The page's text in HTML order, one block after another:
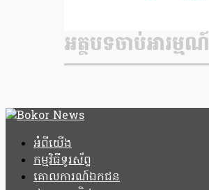
អត្ថបទចាប់អារម្ម
អំពីយើង
កម្មវិធីទូរស័ព្ទ
គោលការណ៍ឯកជន